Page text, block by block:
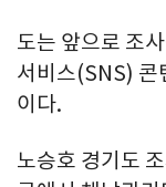
도는 앞으로 조
서비스(SNS) 콘
이다.
노승호 경기도